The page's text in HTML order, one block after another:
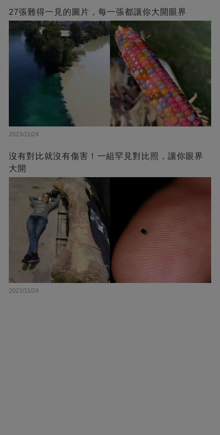
27張難得一見的圖片，每一張都讓你大開眼界
2023/11/24
沒有對比就沒有傷害！一組罕見對比照，讓你眼界
大開
2023/11/24